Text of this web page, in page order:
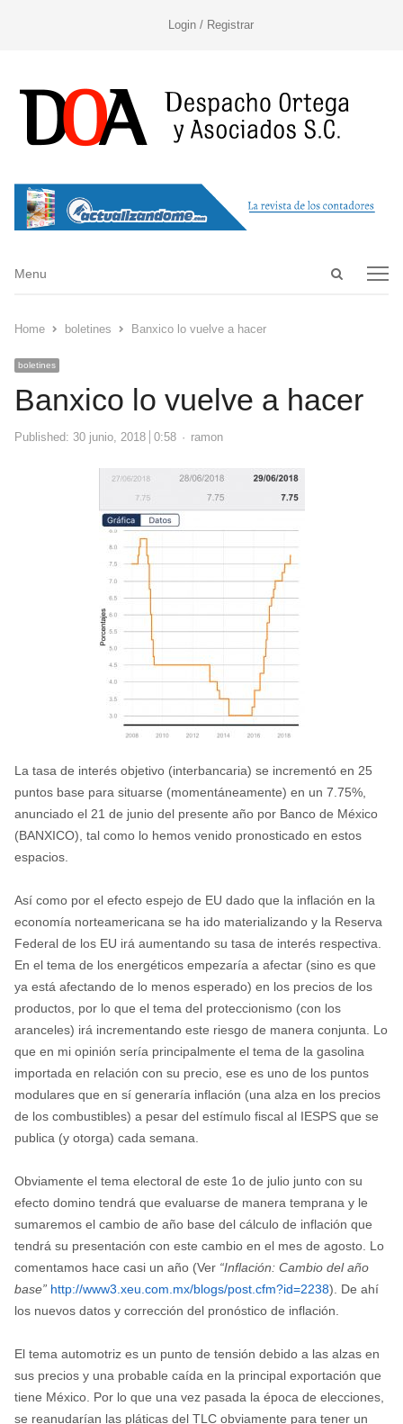
Login / Registrar
Open
Menu
Menu
Home boletines Banxico lo vuelve a hacer
boletines
Banxico lo vuelve a hacer
Published: 30 junio, 2018 0:58 Author
ramon
La tasa de interés objetivo (interbancaria) se incrementó en 25
puntos base para situarse (momentáneamente) en un 7.75%,
anunciado el 21 de junio del presente año por Banco de México
(BANXICO), tal como lo hemos venido pronosticado en estos
espacios.
Así como por el efecto espejo de EU dado que la inflación en la
economía norteamericana se ha ido materializando y la Reserva
Federal de los EU irá aumentando su tasa de interés respectiva.
En el tema de los energéticos empezaría a afectar (sino es que
ya está afectando de lo menos esperado) en los precios de los
productos, por lo que el tema del proteccionismo (con los
aranceles) irá incrementando este riesgo de manera conjunta. Lo
que en mi opinión sería principalmente el tema de la gasolina
importada en relación con su precio, ese es uno de los puntos
modulares que en sí generaría inflación (una alza en los precios
de los combustibles) a pesar del estímulo fiscal al IESPS que se
publica (y otorga) cada semana.
Obviamente el tema electoral de este 1o de julio junto con su
efecto domino tendrá que evaluarse de manera temprana y le
sumaremos el cambio de año base del cálculo de inflación que
tendrá su presentación con este cambio en el mes de agosto. Lo
comentamos hace casi un año (Ver “Inflación: Cambio del año
base” http://www3.xeu.com.mx/blogs/post.cfm?id=2238). De ahí
los nuevos datos y corrección del pronóstico de inflación.
El tema automotriz es un punto de tensión debido a las alzas en
sus precios y una probable caída en la principal exportación que
tiene México. Por lo que una vez pasada la época de elecciones,
se reanudarían las pláticas del TLC obviamente para tener un